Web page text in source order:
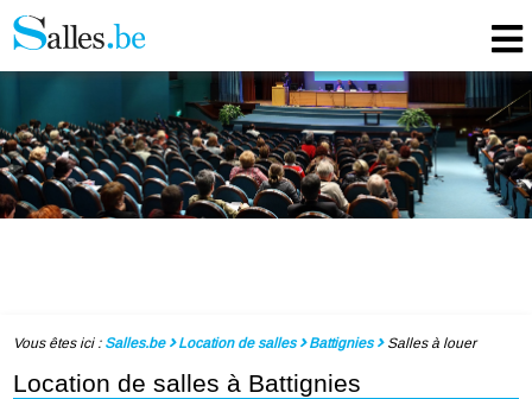
Vous êtes ici : Salles.be Location de salles Battignies Salles à louer
Location de salles à Battignies